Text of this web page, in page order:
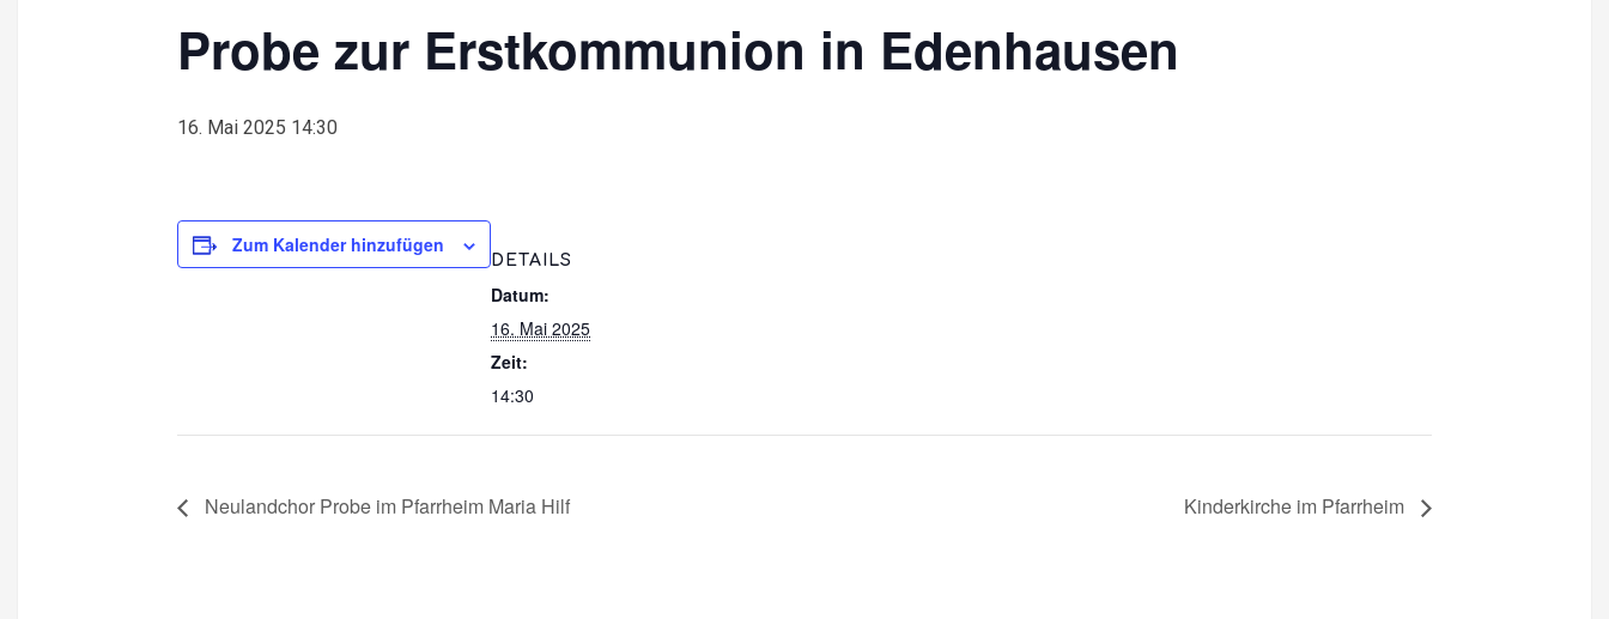
Probe zur Erstkommunion in Edenhausen
16. Mai 2025 14:30
Zum Kalender hinzufügen
DETAILS
Datum:
16. Mai 2025
Zeit:
14:30
Neulandchor Probe im Pfarrheim Maria Hilf Kinderkirche im Pfarrheim